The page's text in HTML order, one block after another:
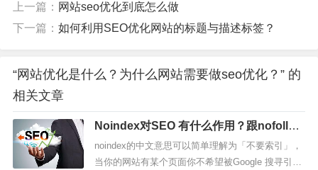
上一篇： 网站seo优化到底怎么做
下一篇： 如何利用SEO优化网站的标题与描述标签？
“网站优化是什么？为什么网站需要做seo优化？” 的
相关文章
Noindex对SEO 有什么作用？跟nofollow
差在哪？
noindex的中文意思可以简单理解为「不要索引」，
当你的网站有某个页面你不希望被Google 搜寻引擎